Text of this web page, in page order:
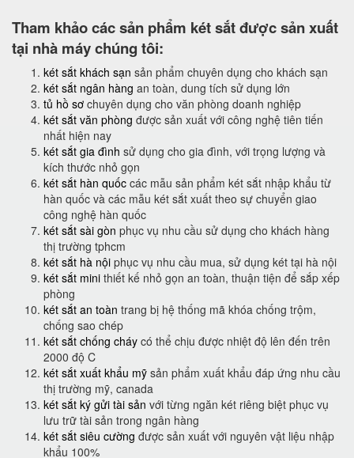
Tham khảo các sản phẩm két sắt được sản xuất
tại nhà máy chúng tôi:
két sắt khách sạn sản phẩm chuyên dụng cho khách sạn
két sắt ngân hàng an toàn, dung tích sử dụng lớn
tủ hồ sơ chuyên dụng cho văn phòng doanh nghiệp
két sắt văn phòng được sản xuất với công nghệ tiên tiến
nhất hiện nay
két sắt gia đình sử dụng cho gia đình, với trọng lượng và
kích thước nhỏ gọn
két sắt hàn quốc các mẫu sản phẩm két sắt nhập khẩu từ
hàn quốc và các mẫu két sắt xuất theo sự chuyển giao
công nghệ hàn quốc
két sắt sài gòn phục vụ nhu cầu sử dụng cho khách hàng
thị trường tphcm
két sắt hà nội phục vụ nhu cầu mua, sử dụng két tại hà nội
két sắt mini thiết kế nhỏ gọn an toàn, thuận tiện để sắp xếp
phòng
két sắt an toàn trang bị hệ thống mã khóa chống trộm,
chống sao chép
két sắt chống cháy có thể chịu được nhiệt độ lên đến trên
2000 độ C
két sắt xuất khẩu mỹ sản phẩm xuất khẩu đáp ứng nhu cầu
thị trường mỹ, canada
két sắt ký gửi tài sản với từng ngăn két riêng biệt phục vụ
lưu trữ tài sản trong ngân hàng
két sắt siêu cường được sản xuất với nguyên vật liệu nhập
khẩu 100%